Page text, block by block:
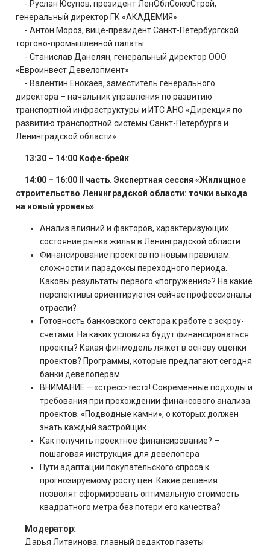
- Руслан Юсупов, президент ЛенОблСоюзСтрой,
генеральный директор ГК «АКАДЕМИЯ»
- Антон Мороз, вице-президент Санкт-Петербургской
торгово-промышленной палаты
- Станислав Данелян, генеральный директор ООО
«Евроинвест Девелопмент»
- Валентин Енокаев, заместитель генерального
директора – начальник управления по развитию
транспортной инфраструктуры и ИТС АНО «Дирекция по
развитию транспортной системы Санкт-Петербурга и
Ленинградской области»
13:30 – 14:00 Кофе-брейк
14:00 – 16:00 II часть. Экспертная сессия «Жилищное
строительство Ленинградской области: точки выхода
на новый уровень»
Анализ влияний и факторов, характеризующих
состояние рынка жилья в Ленинградской области
Финансирование проектов по новым правилам:
сложности и парадоксы переходного периода.
Каковы результаты первого «погружения»? На какие
перспективы ориентируются сейчас профессионалы
отрасли?
Готовность банковского сектора к работе с эскроу-
счетами. На каких условиях будут финансироваться
проекты? Какая финмодель ляжет в основу оценки
проектов? Программы, которые предлагают сегодня
банки девелоперам
ВНИМАНИЕ – «стресс-тест»! Современные подходы и
требования при прохождении финансового анализа
проектов. «Подводные камни», о которых должен
знать каждый застройщик
Как получить проектное финансирование? –
пошаговая инструкция для девелопера
Пути адаптации покупательского спроса к
прогнозируемому росту цен. Какие решения
позволят сформировать оптимальную стоимость
квадратного метра без потери его качества?
Модератор:
Дарья Литвинова, главный редактор газеты